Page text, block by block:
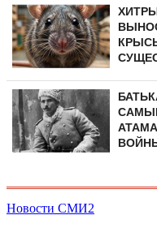
Новости СМИ2